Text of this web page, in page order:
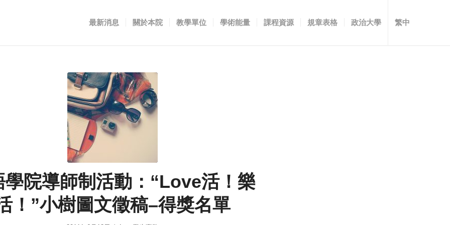
最新消息 關於本院 教學單位 學術能量 課程資源 規章表格 政治大學 繁中
學院導師制活動：“Love活！樂
！”小樹圖文徵稿–得獎名單